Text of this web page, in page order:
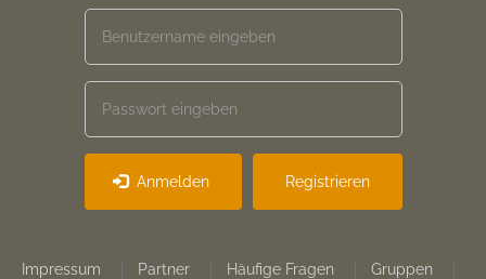
Anmelden Registrieren
Footer
Impressum Partner Häufige Fragen Gruppen